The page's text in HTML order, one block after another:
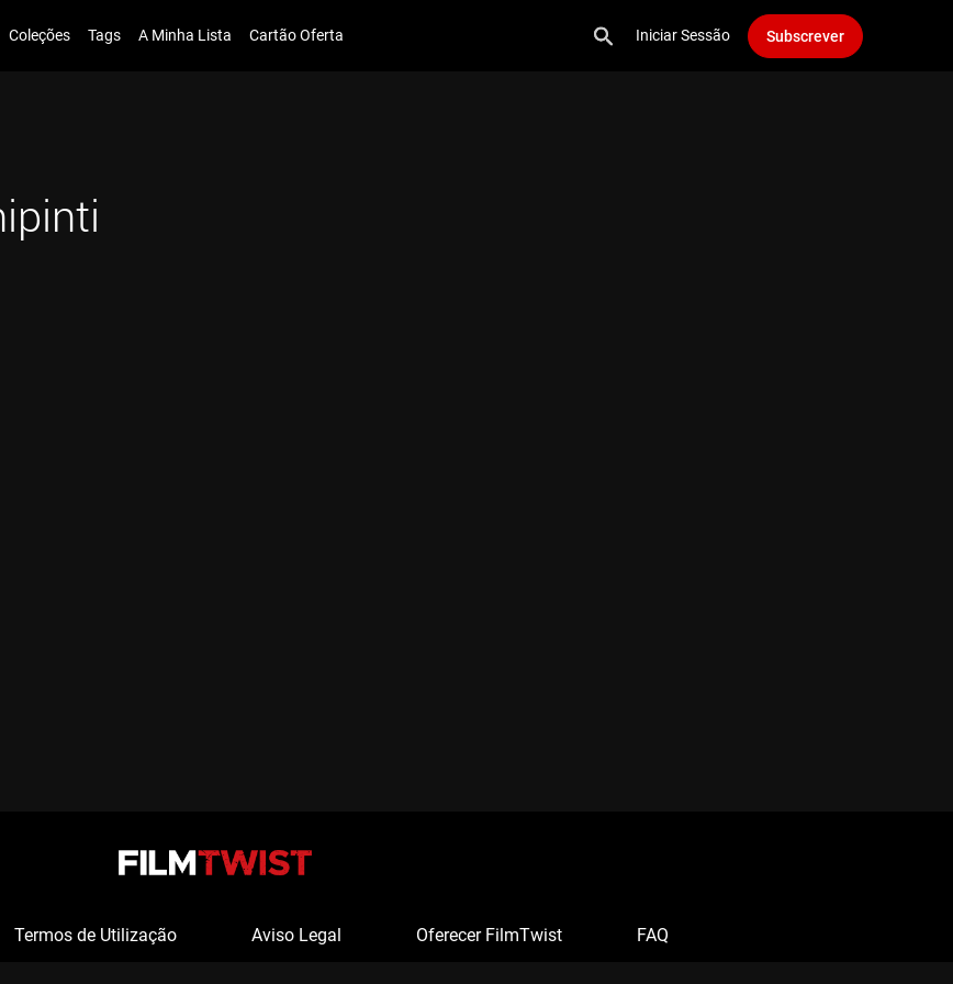
Coleções Tags A Minha Lista Cartão Oferta Iniciar Sessão Subscrever
Termos de Utilização Aviso Legal Oferecer FilmTwist FAQ